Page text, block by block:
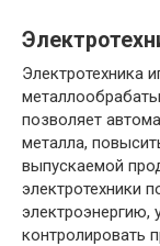
Электротехника
позволяет
металла,
выпускаемой
электротехники
электроэнергию,
контролировать